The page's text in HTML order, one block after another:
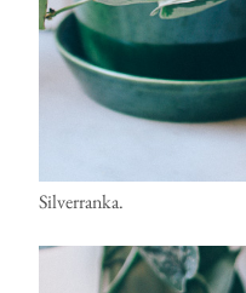
Silverranka.